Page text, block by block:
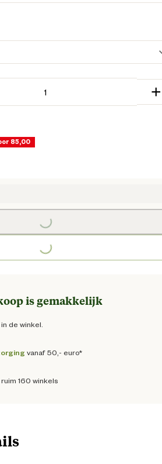
+
prijs € 85,00
85,00
Loading...
Loading...
is gemakkelijk
de winkel.
vanaf 50,- euro*
160 winkels